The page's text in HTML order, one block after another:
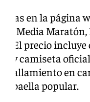
en la página
la Media
El precio
y camiseta
en
la paella popular.